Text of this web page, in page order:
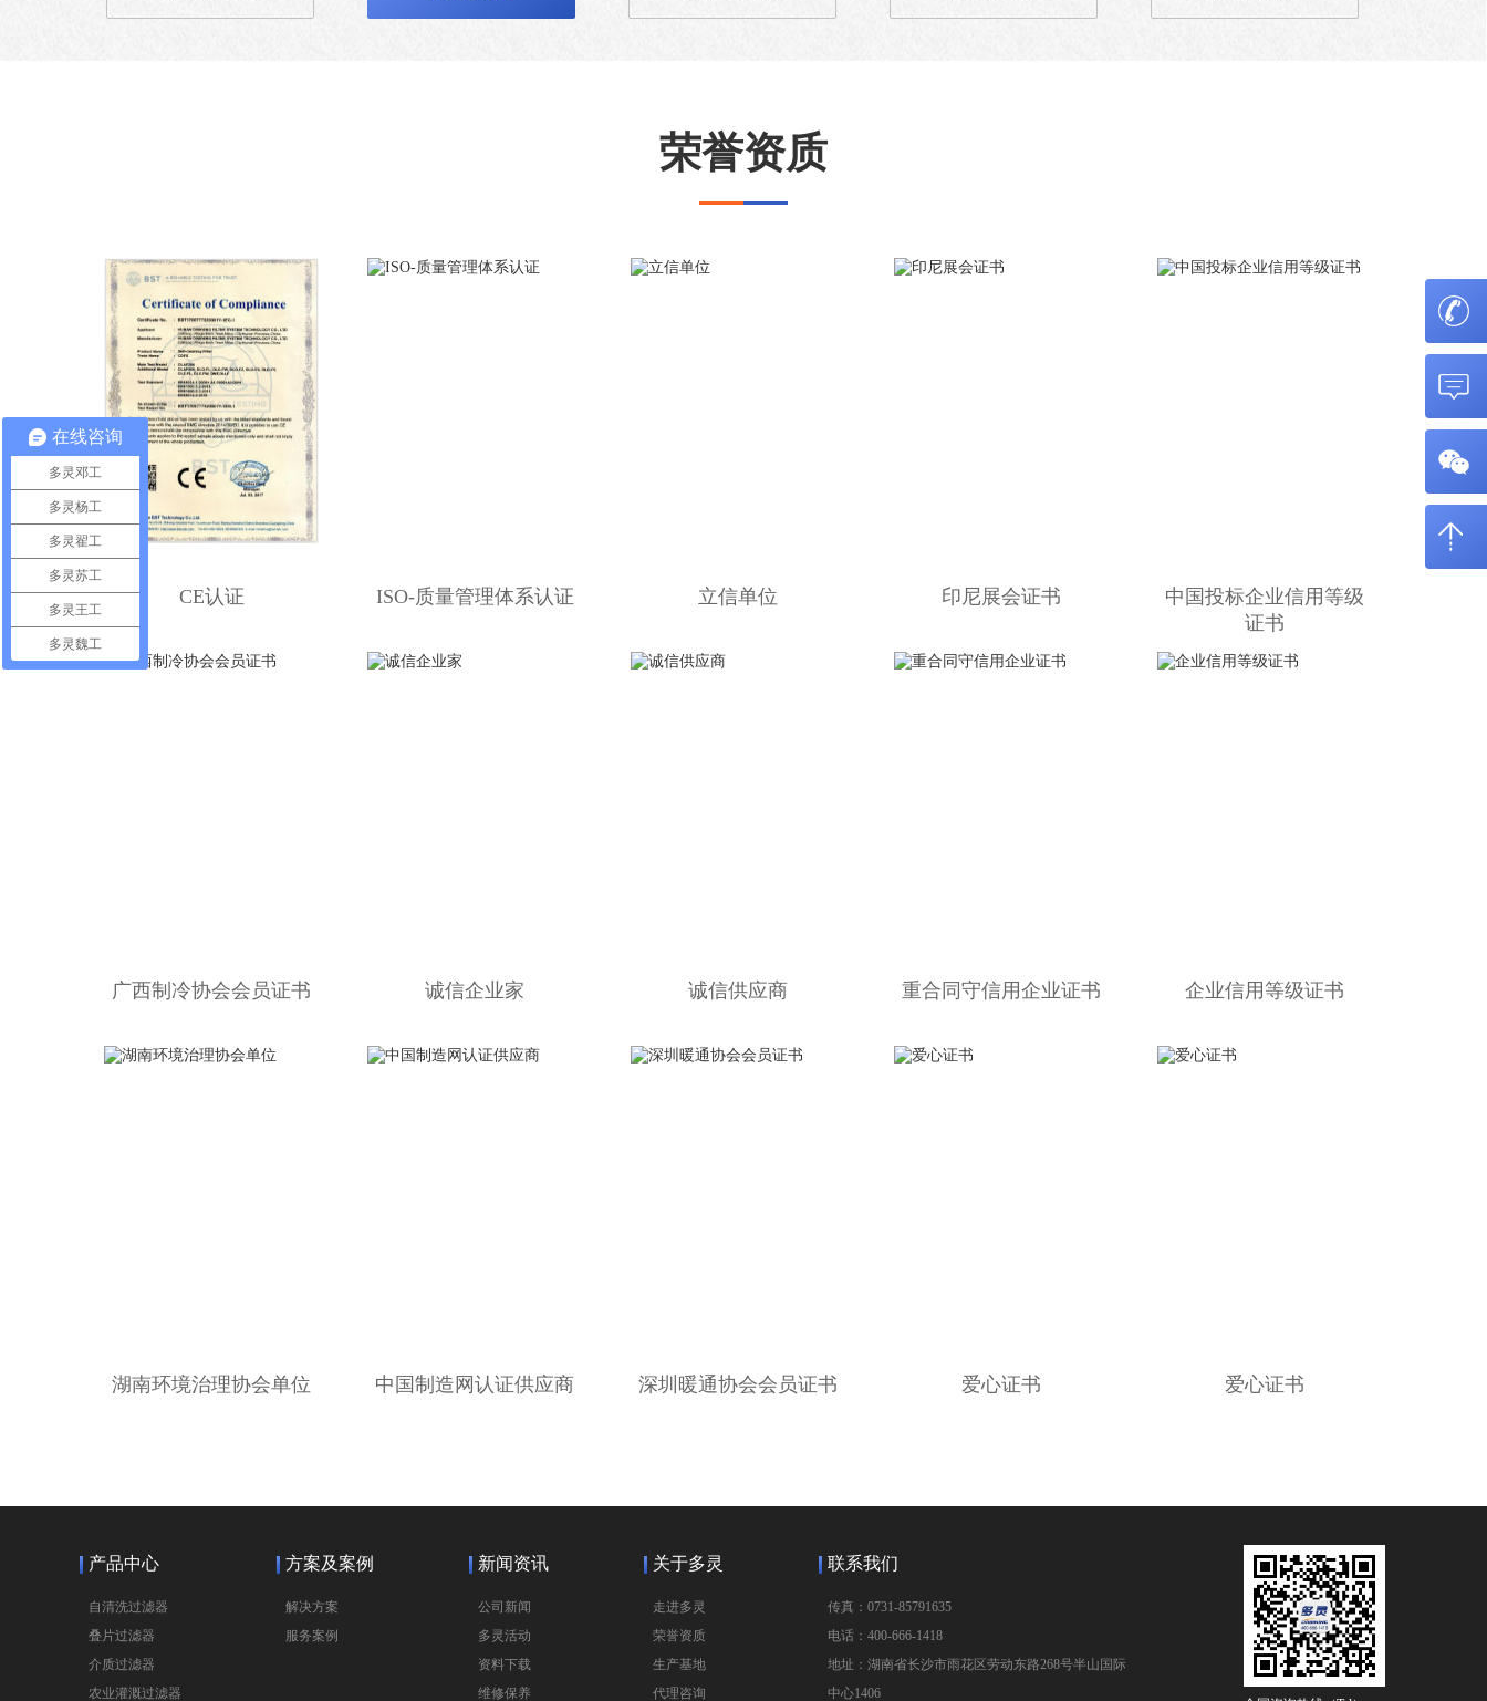
荣誉资质
CE认证 ISO-质量管理体系认证 立信单位 印尼展会证书
中国投标企业信用等级
证书
广西制冷协会会员证书 诚信企业家 诚信供应商 重合同守信用企业证书 企业信用等级证书
湖南环境治理协会单位 中国制造网认证供应商 深圳暖通协会会员证书 爱心证书 爱心证书
产品中心
自清洗过滤器
叠片过滤器
介质过滤器
农业灌溉过滤器
方案及案例
解决方案
服务案例
新闻资讯
公司新闻
多灵活动
资料下载
维修保养
关于多灵
走进多灵
荣誉资质
生产基地
代理咨询
联系我们
传真：0731-85791635
电话：400-666-1418
地址：湖南省长沙市雨花区劳动东路268号半山国际
中心1406
在线咨询
多灵邓工
多灵杨工
多灵翟工
多灵苏工
多灵王工
多灵魏工